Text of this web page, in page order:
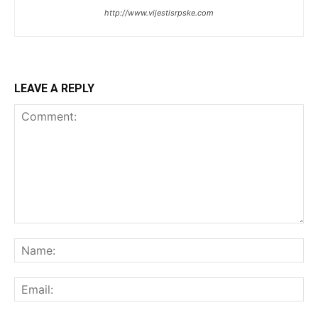
http://www.vijestisrpske.com
LEAVE A REPLY